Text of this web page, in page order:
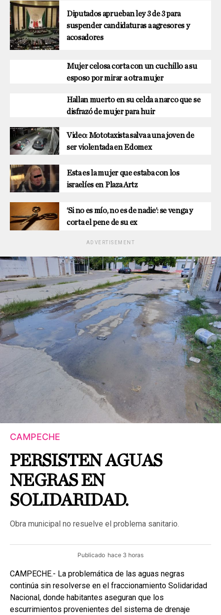
Diputados aprueban ley 3 de 3 para
suspender candidaturas a agresores y
acosadores
Mujer celosa corta con un cuchillo a su
esposo por mirar a otra mujer
Hallan muerto en su celda a narco que se
disfrazó de mujer para huir
Video: Mototaxista salva a una joven de
ser violentada en Edomex
Esta es la mujer que estaba con los
israelíes en Plaza Artz
‘Si no es mío, no es de nadie’: se venga y
corta el pene de su ex
ADVERTISEMENT
CAMPECHE
PERSISTEN AGUAS
NEGRAS EN
SOLIDARIDAD.
Obra municipal no resuelve el problema sanitario.
Publicado hace 3 horas
CAMPECHE.- La problemática de las aguas negras
continúa sin resolverse en el fraccionamiento Solidaridad
Nacional, donde habitantes aseguran que los
escurrimientos provenientes del sistema de drenaje